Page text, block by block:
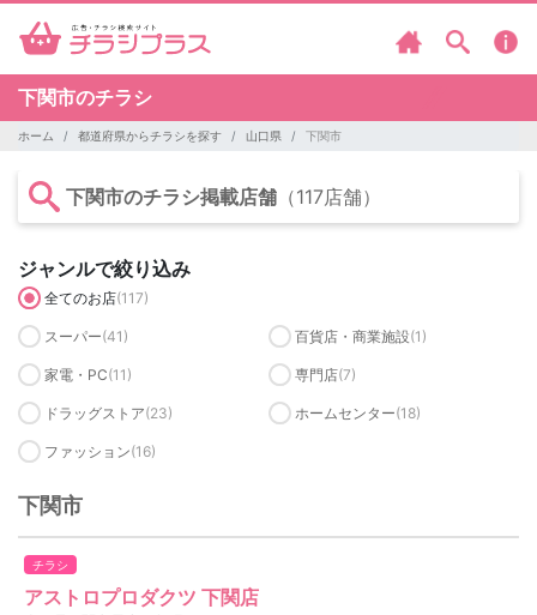
下関市のチラシ
ホーム 都道府県からチラシを探す 山口県 下関市
下関市のチラシ掲載店舗 （117店舗）
ジャンルで絞り込み
全てのお店(117)
スーパー(41) 百貨店・商業施設(1)
家電・PC(11) 専門店(7)
ドラッグストア(23) ホームセンター(18)
ファッション(16)
下関市
チラシ
アストロプロダクツ 下関店